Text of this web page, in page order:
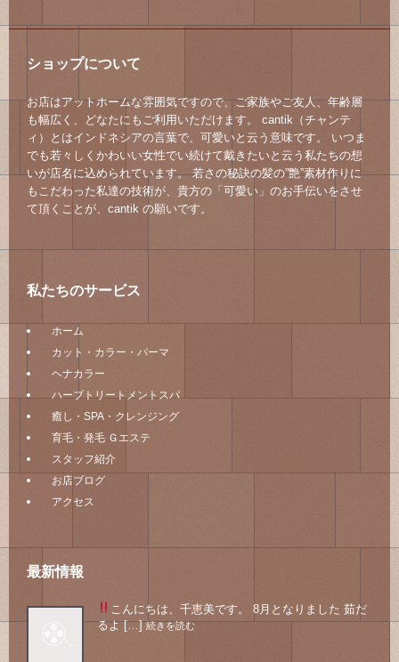
ショップについて
お店はアットホームな雰囲気ですので、ご家族やご友人、年齢層
も幅広く、どなたにもご利用いただけます。 cantik（チャンテ
ィ）とはインドネシアの言葉で、可愛いと云う意味です。 いつま
でも若々しくかわいい女性でい続けて戴きたいと云う私たちの想
いが店名に込められています。 若さの秘訣の髪の”艶”素材作りに
もこだわった私達の技術が、貴方の「可愛い」のお手伝いをさせ
て頂くことが、cantik の願いです。
私たちのサービス
ホーム
カット・カラー・パーマ
ヘナカラー
ハーブトリートメントスパ
癒し・SPA・クレンジング
育毛・発毛 Ｇエステ
スタッフ紹介
お店ブログ
アクセス
最新情報
こんにちは、千恵美です。 8月となりました 茹だ
るよ […] 続きを読む